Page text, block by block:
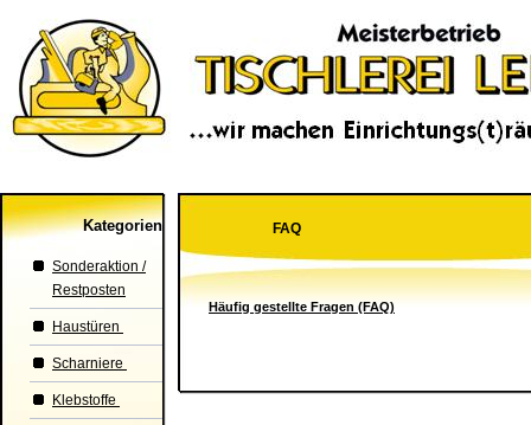
Kategorien
Sonderaktion /
Restposten
Haustüren
Scharniere
Klebstoffe
FAQ
Häufig gestellte Fragen (FAQ)